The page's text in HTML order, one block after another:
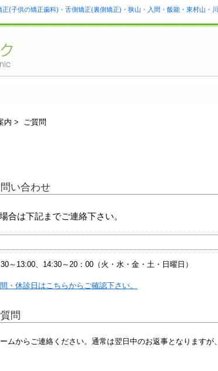
(子供の矯正歯科)・舌側矯正(裏側矯正)・狭山・入間・飯能・東村山・
内 > ご質問
い合わせ
合は下記までご連絡下さい。
～13:00、14:30～20：00（火・水・金・土・日曜日）
・休診日はこちらからご確認下さい。
問
ムからご連絡ください。通常は翌日中のお返事となります